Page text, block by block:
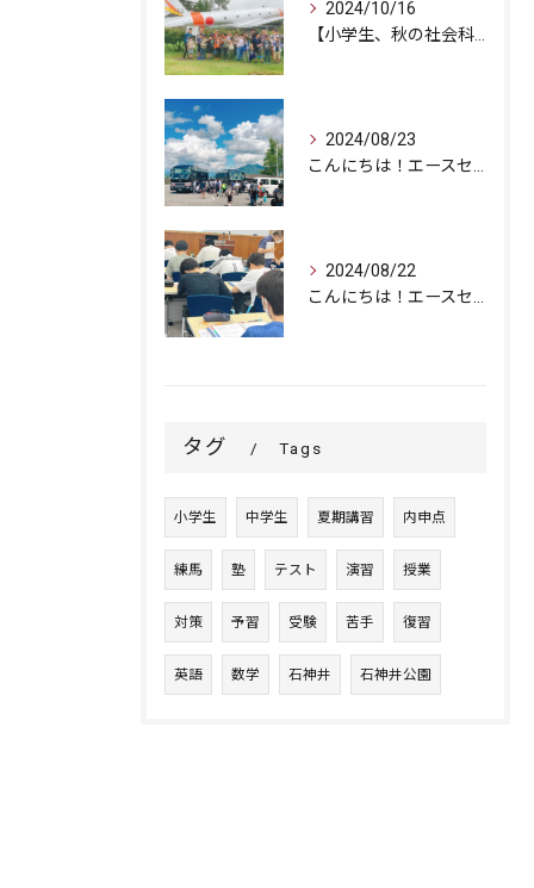
2024/10/16
2024/08/23
2024/08/22
タグ Tags
小学生 中学生 夏期講習 内申点
練馬 塾 テスト 演習 授業
対策 予習 受験 苦手 復習
英語 数学 石神井 石神井公園